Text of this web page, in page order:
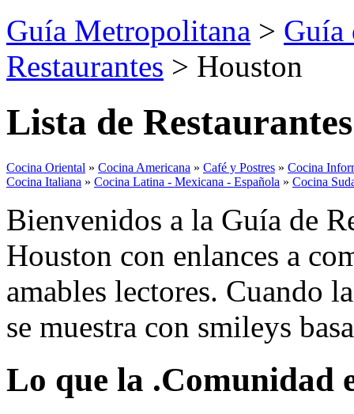
Guía Metropolitana > Guía
Restaurantes > Houston
Lista de
Cocina Oriental » Cocina Americana » Café y Postres » Cocina
Cocina Italiana » Cocina Latina - Mexicana - Española » Cocina
Bienvenidos a la Guía de
Houston con enlances a
amables lectores. Cuando
se muestra con smileys
Lo que la .Comunidad